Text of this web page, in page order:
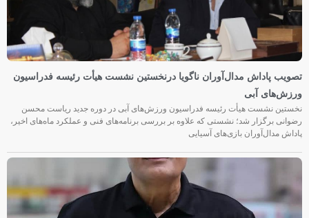
تصویب پاداش مدال‌آوران ناگویا درنخستین نشست هیأت رئیسه فدراسیون
ورزش‌های آبی
نخستین نشست هیأت رئیسه فدراسیون ورزش‌های آبی در دوره جدید ریاست محسن
رضوانی برگزار شد؛ نشستی که علاوه بر بررسی برنامه‌های فنی و عملکرد ماه‌های اخیر،
پاداش مدال‌آوران بازی‌های آسیایی